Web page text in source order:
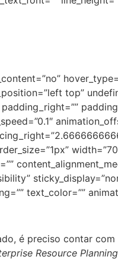
top”
text_color=””
é preciso contar
Resource Planning